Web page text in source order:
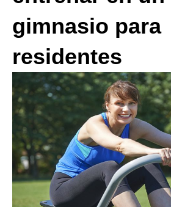
gimnasio para
residentes